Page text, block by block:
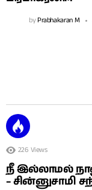
byPrabhakaran M
226 Views
நீ இல்லாமல்
– சின்னுசாமி